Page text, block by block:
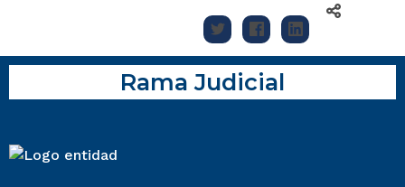
Rama Judicial